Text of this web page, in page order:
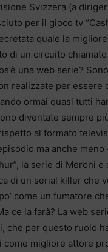
Svizzera (a
per il gioco tv
quale la
di un circuito
una web serie?
realizzate per essere
ormai quasi tutti
diventate sempre
al formato
ma anche
la serie di Meroni e
di un serial killer che
come un fumatore
ce la farà? La web
che per questo ruolo
come migliore attore